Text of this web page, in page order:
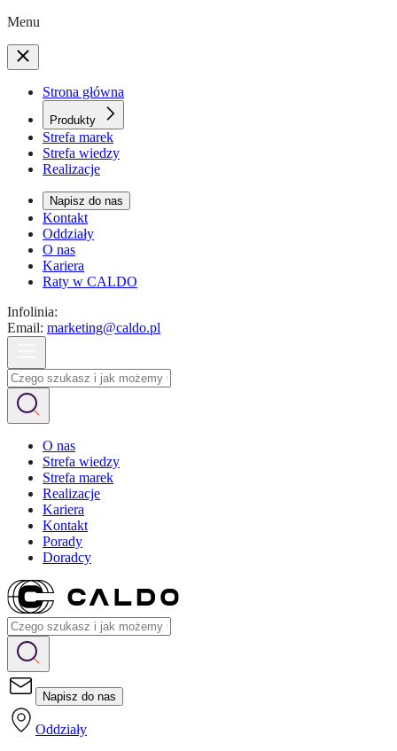
Menu
Strona główna
Produkty
Strefa marek
Strefa wiedzy
Realizacje
Napisz do nas
Kontakt
Oddziały
O nas
Kariera
Raty w CALDO
Infolinia:
Email: marketing@caldo.pl
O nas
Strefa wiedzy
Strefa marek
Realizacje
Kariera
Kontakt
Porady
Doradcy
Napisz do nas
Oddziały